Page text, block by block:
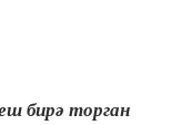
бирә торган